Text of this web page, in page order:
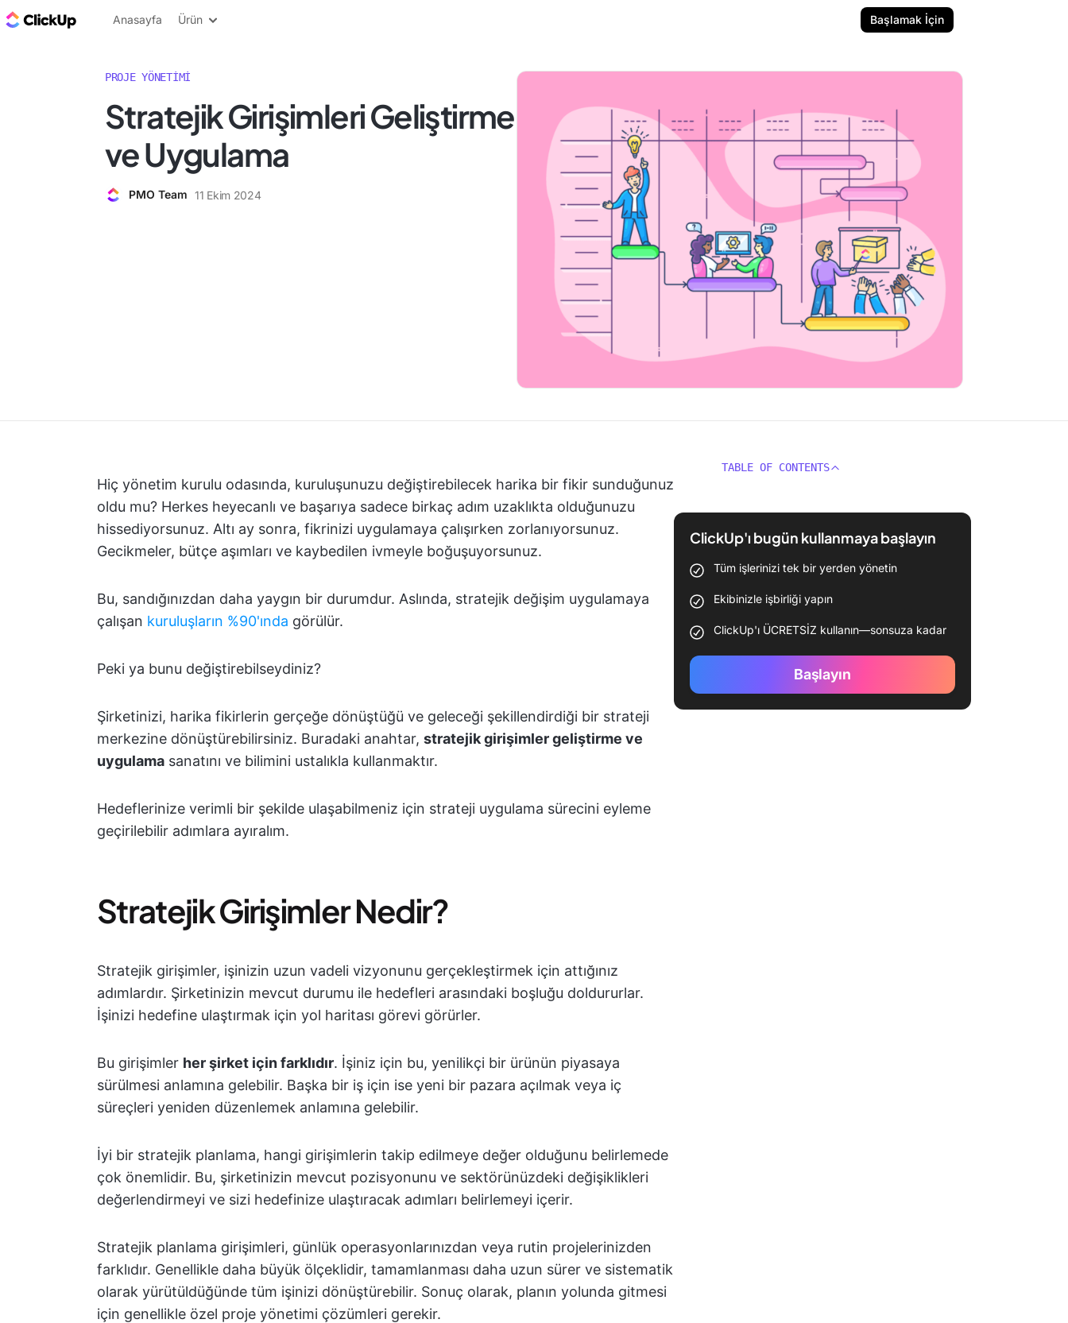
ClickUp Blog
Anasayfa Ürün Başlamak İçin
PROJE YÖNETIMI
Stratejik Girişimleri Geliştirme
ve Uygulama
PMO Team 11 Ekim 2024
Hiç yönetim kurulu odasında, kuruluşunuzu değiştirebilecek harika bir fikir sunduğunuz
oldu mu? Herkes heyecanlı ve başarıya sadece birkaç adım uzaklıkta olduğunuzu
hissediyorsunuz. Altı ay sonra, fikrinizi uygulamaya çalışırken zorlanıyorsunuz.
Gecikmeler, bütçe aşımları ve kaybedilen ivmeyle boğuşuyorsunuz.
Bu, sandığınızdan daha yaygın bir durumdur. Aslında, stratejik değişim uygulamaya
çalışan kuruluşların %90'ında görülür.
Peki ya bunu değiştirebilseydiniz?
Şirketinizi, harika fikirlerin gerçeğe dönüştüğü ve geleceği şekillendirdiği bir strateji
merkezine dönüştürebilirsiniz. Buradaki anahtar, stratejik girişimler geliştirme ve
uygulama sanatını ve bilimini ustalıkla kullanmaktır.
Hedeflerinize verimli bir şekilde ulaşabilmeniz için strateji uygulama sürecini eyleme
geçirilebilir adımlara ayıralım.
Stratejik Girişimler Nedir?
Stratejik girişimler, işinizin uzun vadeli vizyonunu gerçekleştirmek için attığınız
adımlardır. Şirketinizin mevcut durumu ile hedefleri arasındaki boşluğu doldururlar.
İşinizi hedefine ulaştırmak için yol haritası görevi görürler.
Bu girişimler her şirket için farklıdır. İşiniz için bu, yenilikçi bir ürünün piyasaya
sürülmesi anlamına gelebilir. Başka bir iş için ise yeni bir pazara açılmak veya iç
süreçleri yeniden düzenlemek anlamına gelebilir.
İyi bir stratejik planlama, hangi girişimlerin takip edilmeye değer olduğunu belirlemede
çok önemlidir. Bu, şirketinizin mevcut pozisyonunu ve sektörünüzdeki değişiklikleri
değerlendirmeyi ve sizi hedefinize ulaştıracak adımları belirlemeyi içerir.
Stratejik planlama girişimleri, günlük operasyonlarınızdan veya rutin projelerinizden
farklıdır. Genellikle daha büyük ölçeklidir, tamamlanması daha uzun sürer ve sistematik
olarak yürütüldüğünde tüm işinizi dönüştürebilir. Sonuç olarak, planın yolunda gitmesi
için genellikle özel proje yönetimi çözümleri gerekir.
TABLE OF CONTENTS
ClickUp'ı bugün kullanmaya başlayın
Tüm işlerinizi tek bir yerden yönetin
Ekibinizle işbirliği yapın
ClickUp'ı ÜCRETSİZ kullanın—sonsuza kadar
Başlayın